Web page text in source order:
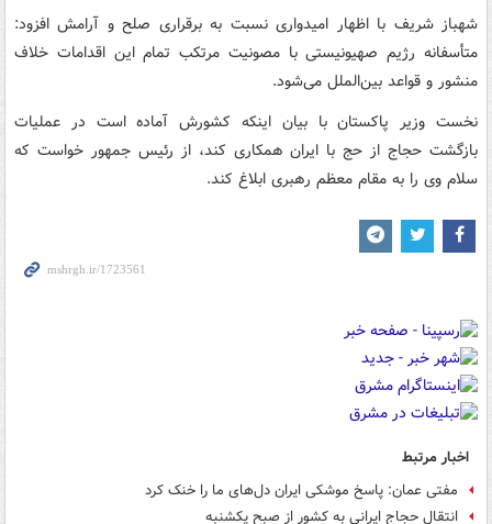
شهباز شریف با اظهار امیدواری نسبت به برقراری صلح و آرامش افزود:
متأسفانه رژیم صهیونیستی با مصونیت مرتکب تمام این اقدامات خلاف
منشور و قواعد بین‌الملل می‌شود.
نخست وزیر پاکستان با بیان اینکه کشورش آماده است در عملیات
بازگشت حجاج از حج با ایران همکاری کند، از رئیس جمهور خواست که
سلام وی را به مقام معظم رهبری ابلاغ کند.
اخبار مرتبط
مفتی عمان: پاسخ موشکی ایران دل‌های ما را خنک کرد
انتقال حجاج ایرانی به کشور از صبح یکشنبه